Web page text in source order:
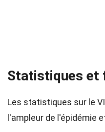
Statistiques et
Les statistiques sur le
l'ampleur de l'épidémie